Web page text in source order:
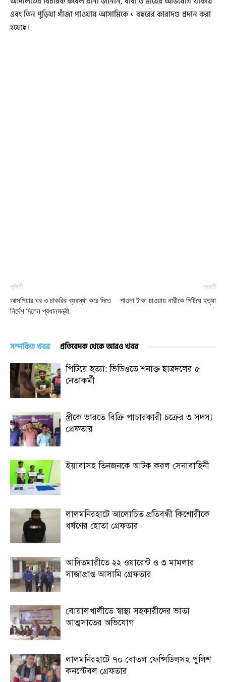
এবং তিন পুড়িয়া গাঁজা পাওয়ায় আসামিকে ১ বছরের কারাদণ্ড প্রদান করা
হয়েছে।
পূর্ববর্তী
আসপিয়ার ঘর ও চাকরির ব্যবস্থা করে দিতে
নির্দেশ দিলেন প্রধানমন্ত্রী
পরবর্তী
পাওনা টাকা চাওয়ায় নারীকে পিটিয়ে হত্যা
সম্পর্কিত খবর প্রতিবেদক থেকে আরও খবর
পিটিয়ে হত্যা: ভিডিওতে শনাক্ত ছাত্রদলের ৫
নেতাকর্মী
স্ত্রীকে ভারতে বিক্রি পাচারকারী চক্রের ৩ সদস্য
গ্রেফতার
ইয়াবাসহ তিনজনকে আটক করল সেনাবাহিনী
লালমনিরহাটে আলোচিত প্রতিবন্ধী কিশোরীকে
ধর্ষণের হোতা গ্রেফতার
আদিতমারীতে ২২ ওয়ারেন্ট ও ৩ মামলার
সাজাপ্রাপ্ত আসামি গ্রেফতার
বোয়ালখালীতে স্বাস্থ্য সহকারীদের ভাতা
আত্মসাতের অভিযোগ
লালমনিরহাটে ৭০ বোতল ফেন্সিডিলসহ পুলিশ
কনস্টেবল গ্রেফতার